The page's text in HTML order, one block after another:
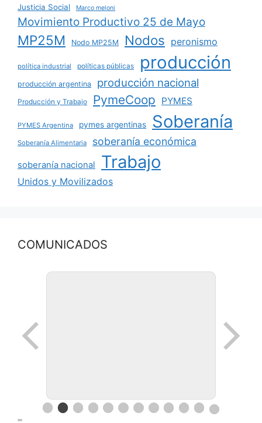
Justicia Social Marco meloni
Movimiento Productivo 25 de Mayo
MP25M Nodo MP25M Nodos peronismo
política industrial políticas públicas producción
producción argentina producción nacional
Producción y Trabajo PymeCoop PYMES
PYMES Argentina pymes argentinas Soberanía
Soberanía Alimentaria soberanía económica
soberanía nacional Trabajo
Unidos y Movilizados
COMUNICADOS